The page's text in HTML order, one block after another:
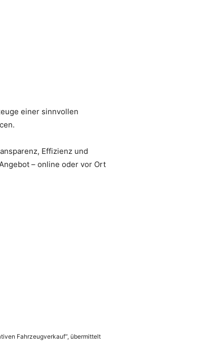
einer sinnvollen
Effizienz und
– online oder vor Ort
Fahrzeugverkauf“, übermittelt